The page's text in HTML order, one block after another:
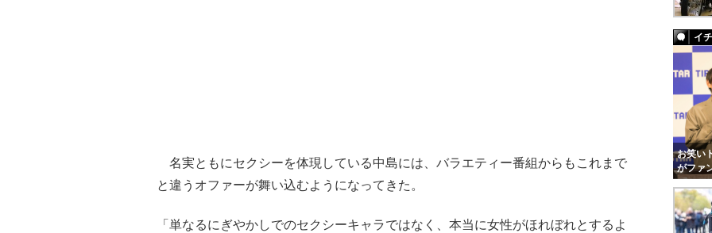
名実ともにセクシーを体現している中島には、バラエティー番組からもこれまで
と違うオファーが舞い込むようになってきた。
「単なるにぎやかしでのセクシーキャラではなく、本当に女性がほれぼれとするよ
イ
お笑い
がファ